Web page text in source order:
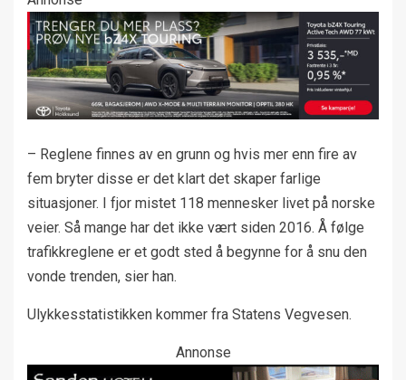
– Reglene finnes av en grunn og hvis mer enn fire av
fem bryter disse er det klart det skaper farlige
situasjoner. I fjor mistet 118 mennesker livet på norske
veier. Så mange har det ikke vært siden 2016. Å følge
trafikkreglene er et godt sted å begynne for å snu den
vonde trenden, sier han.
Ulykkesstatistikken kommer fra Statens Vegvesen.
Annonse